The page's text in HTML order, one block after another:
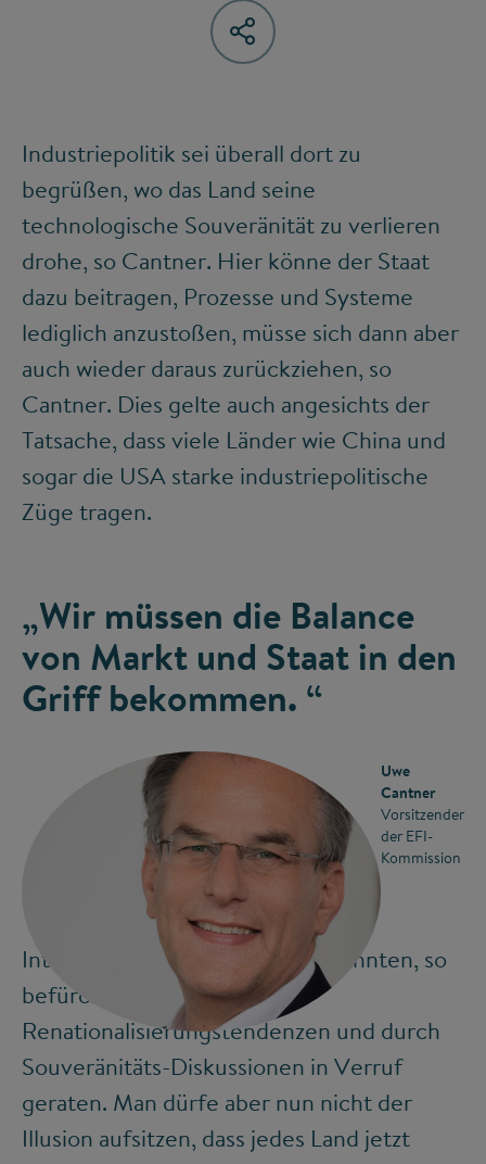
Industriepolitik sei überall dort zu
begrüßen, wo das Land seine
technologische Souveränität zu verlieren
drohe, so Cantner. Hier könne der Staat
dazu beitragen, Prozesse und Systeme
lediglich anzustoßen, müsse sich dann aber
auch wieder daraus zurückziehen, so
Cantner. Dies gelte auch angesichts der
Tatsache, dass viele Länder wie China und
sogar die USA starke industriepolitische
Züge tragen.
„Wir müssen die Balance
von Markt und Staat in den
Griff bekommen. “
Uwe
Cantner
Vorsitzender
der EFI-
Kommission
Internationale Kooperationen könnten, so
befürchtet Cantner, durch
Renationalisierungstendenzen und durch
Souveränitäts-Diskussionen in Verruf
geraten. Man dürfe aber nun nicht der
Illusion aufsitzen, dass jedes Land jetzt